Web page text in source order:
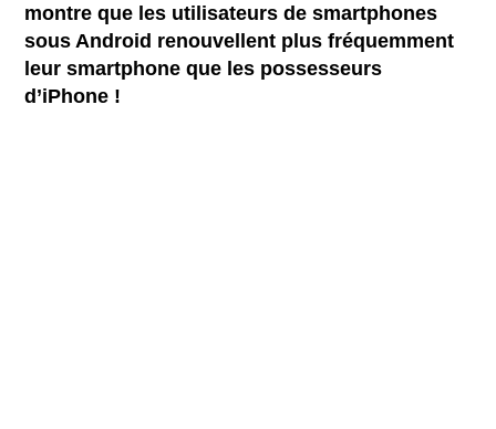
montre que les utilisateurs de smartphones
sous Android renouvellent plus fréquemment
leur smartphone que les possesseurs
d’iPhone !